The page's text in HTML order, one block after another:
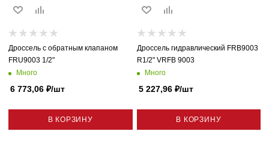
Дроссель с обратным клапаном
FRU9003 1/2"
Много
6 773,06 ₽/шт
В КОРЗИНУ
Дроссель гидравлический FRB9003
R1/2" VRFB 9003
Много
5 227,96₽/шт
В КОРЗИНУ